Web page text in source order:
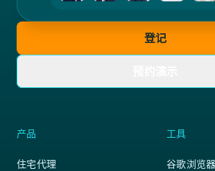
登记
产品
住宅代理
工具
谷歌浏览